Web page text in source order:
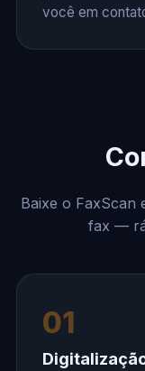
você em
Baixe o FaxScan
fax —
01